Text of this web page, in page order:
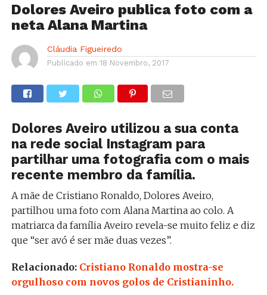
Dolores Aveiro publica foto com a
neta Alana Martina
Cláudia Figueiredo
Publicado em 18 Novembro, 2017
Dolores Aveiro utilizou a sua conta
na rede social Instagram para
partilhar uma fotografia com o mais
recente membro da família.
A mãe de Cristiano Ronaldo, Dolores Aveiro,
partilhou uma foto com Alana Martina ao colo. A
matriarca da família Aveiro revela-se muito feliz e diz
que “ser avó é ser mãe duas vezes”.
Relacionado: Cristiano Ronaldo mostra-se
orgulhoso com novos golos de Cristianinho.